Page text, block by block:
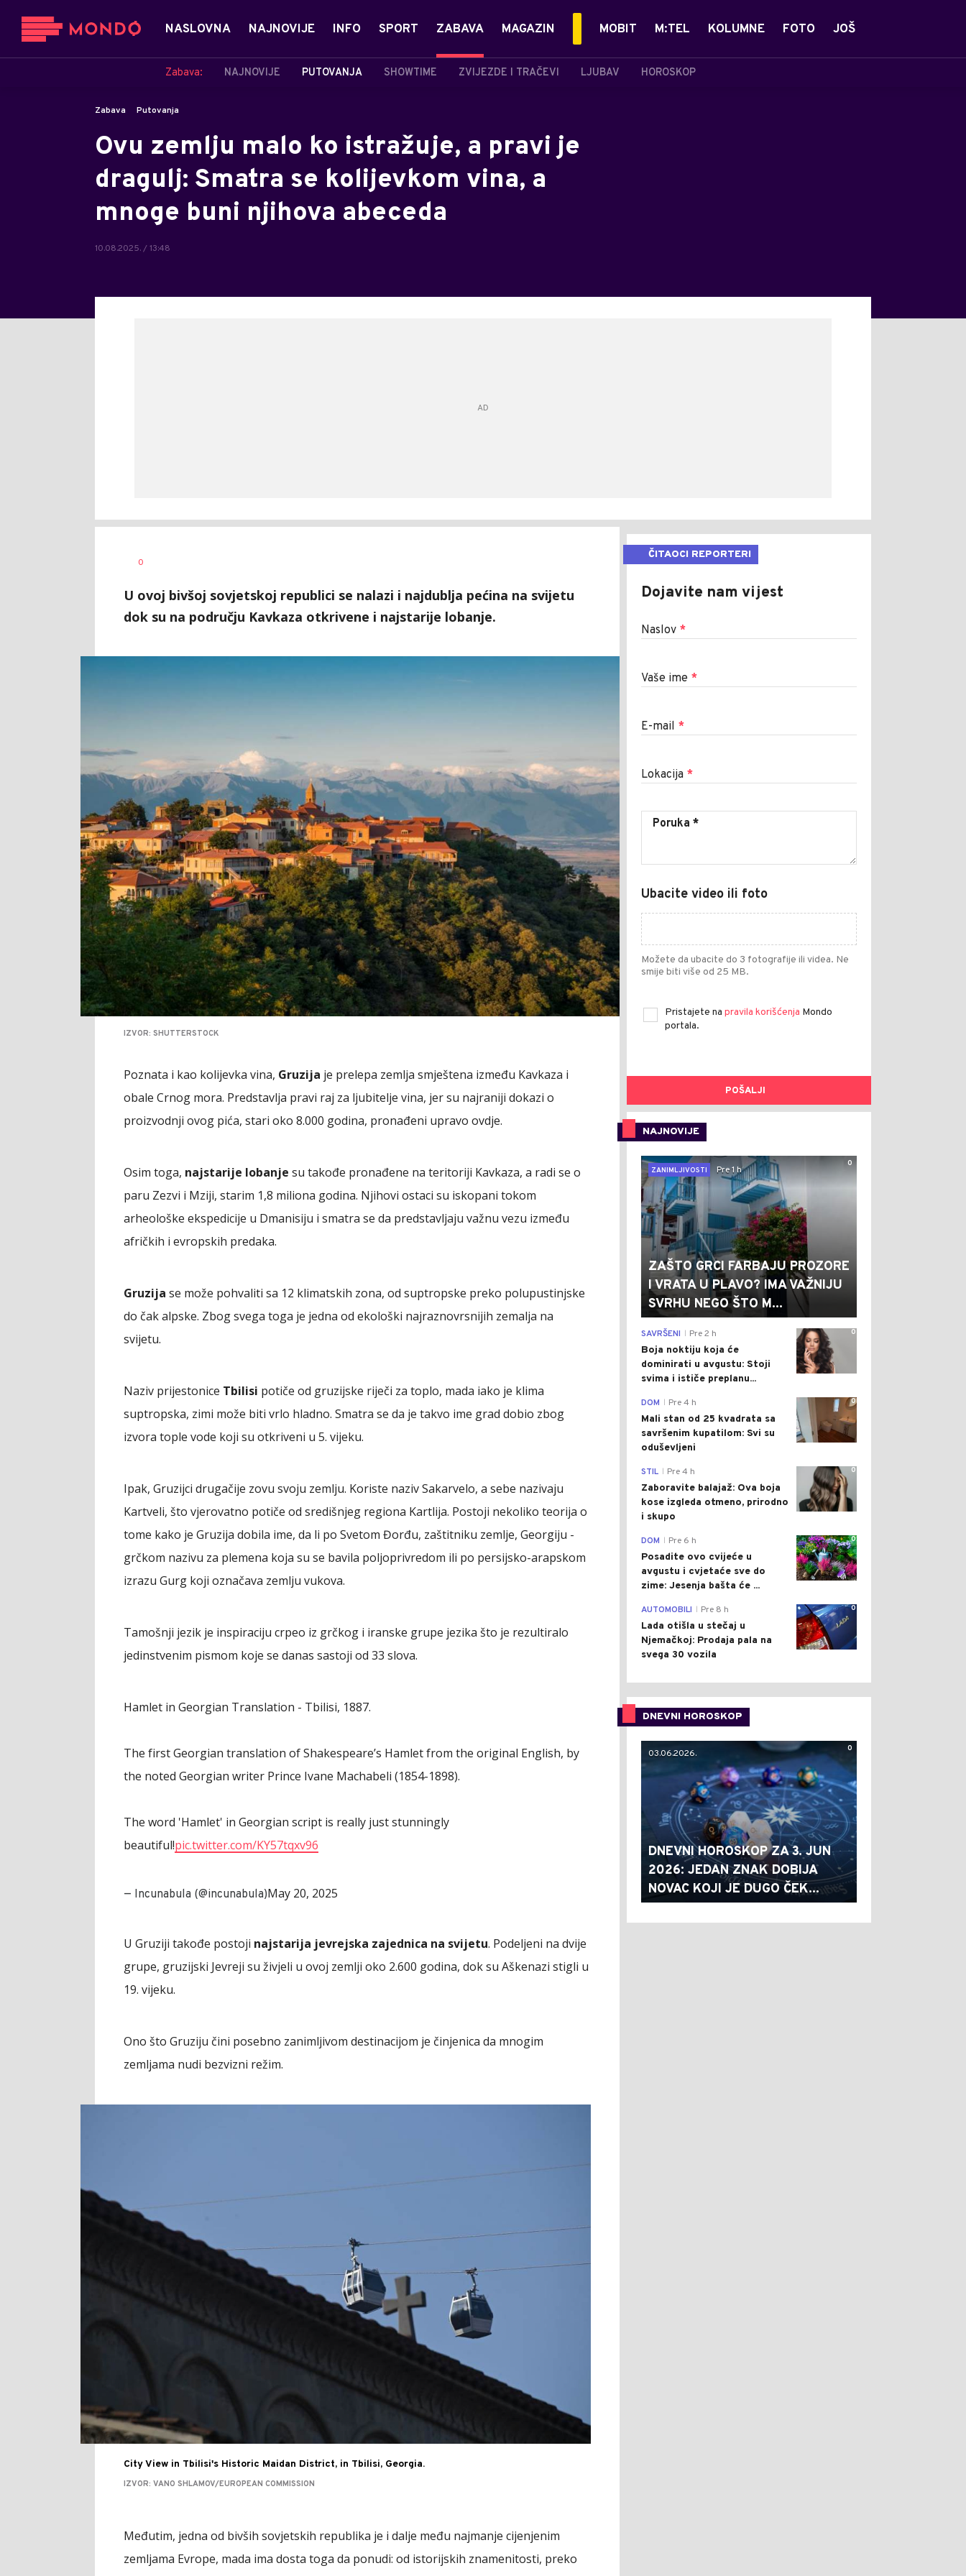
NASLOVNA NAJNOVIJE INFO SPORT ZABAVA
Zabava: NAJNOVIJE PUTOVANJA SHOWTIME ZVIJEZDE I TRAČEVI LJUBAV HOROSKOP
MAGAZIN MOBIT M:TEL KOLUMNE FOTO JOŠ
Zabava Putovanja
Ovu zemlju malo ko istražuje, a pravi je
dragulj: Smatra se kolijevkom vina, a
mnoge buni njihova abeceda
10.08.2025. / 13:48
0
U ovoj bivšoj sovjetskoj republici se nalazi i najdublja pećina na svijetu
dok su na području Kavkaza otkrivene i najstarije lobanje.
IZVOR: SHUTTERSTOCK
Poznata i kao kolijevka vina, Gruzija je prelepa zemlja smještena između Kavkaza i
obale Crnog mora. Predstavlja pravi raj za ljubitelje vina, jer su najraniji dokazi o
proizvodnji ovog pića, stari oko 8.000 godina, pronađeni upravo ovdje.
Osim toga, najstarije lobanje su takođe pronađene na teritoriji Kavkaza, a radi se o
paru Zezvi i Mziji, starim 1,8 miliona godina. Njihovi ostaci su iskopani tokom
arheološke ekspedicije u Dmanisiju i smatra se da predstavljaju važnu vezu između
afričkih i evropskih predaka.
Gruzija se može pohvaliti sa 12 klimatskih zona, od suptropske preko polupustinjske
do čak alpske. Zbog svega toga je jedna od ekološki najraznovrsnijih zemalja na
svijetu.
Naziv prijestonice Tbilisi potiče od gruzijske riječi za toplo, mada iako je klima
suptropska, zimi može biti vrlo hladno. Smatra se da je takvo ime grad dobio zbog
izvora tople vode koji su otkriveni u 5. vijeku.
Ipak, Gruzijci drugačije zovu svoju zemlju. Koriste naziv Sakarvelo, a sebe nazivaju
Kartveli, što vjerovatno potiče od središnjeg regiona Kartlija. Postoji nekoliko teorija o
tome kako je Gruzija dobila ime, da li po Svetom Đorđu, zaštitniku zemlje, Georgiju -
grčkom nazivu za plemena koja su se bavila poljoprivredom ili po persijsko-arapskom
izrazu Gurg koji označava zemlju vukova.
Tamošnji jezik je inspiraciju crpeo iz grčkog i iranske grupe jezika što je rezultiralo
jedinstvenim pismom koje se danas sastoji od 33 slova.
Hamlet in Georgian Translation - Tbilisi, 1887.
The first Georgian translation of Shakespeare’s Hamlet from the original English, by
the noted Georgian writer Prince Ivane Machabeli (1854-1898).
The word 'Hamlet' in Georgian script is really just stunningly
beautiful!pic.twitter.com/KY57tqxv96
— Incunabula (@incunabula)May 20, 2025
U Gruziji takođe postoji najstarija jevrejska zajednica na svijetu. Podeljeni na dvije
grupe, gruzijski Jevreji su živjeli u ovoj zemlji oko 2.600 godina, dok su Aškenazi stigli u
19. vijeku.
Ono što Gruziju čini posebno zanimljivom destinacijom je činjenica da mnogim
zemljama nudi bezvizni režim.
City View in Tbilisi's Historic Maidan District, in Tbilisi, Georgia.
IZVOR: VANO SHLAMOV/EUROPEAN COMMISSION
Međutim, jedna od bivših sovjetskih republika je i dalje među najmanje cijenjenim
zemljama Evrope, mada ima dosta toga da ponudi: od istorijskih znamenitosti, preko
ČITAOCI REPORTERI
Dojavite nam vijest
Naslov *
Vaše ime *
E-mail *
Lokacija *
Ubacite video ili foto
Možete da ubacite do 3 fotografije ili videa. Ne
smije biti više od 25 MB.
Pristajete na pravila korišćenja Mondo
portala.
POŠALJI
NAJNOVIJE
0
ZANIMLJIVOSTI
Pre 1 h
ZAŠTO GRCI FARBAJU PROZORE
I VRATA U PLAVO? IMA VAŽNIJU
SVRHU NEGO ŠTO M...
0
SAVRŠENI Pre 2 h
Boja noktiju koja će
dominirati u avgustu: Stoji
svima i ističe preplanu...
0
DOM Pre 4 h
Mali stan od 25 kvadrata sa
savršenim kupatilom: Svi su
oduševljeni
0
STIL Pre 4 h
Zaboravite balajaž: Ova boja
kose izgleda otmeno, prirodno
i skupo
0
DOM Pre 6 h
Posadite ovo cvijeće u
avgustu i cvjetaće sve do
zime: Jesenja bašta će ...
0
AUTOMOBILI Pre 8 h
Lada otišla u stečaj u
Njemačkoj: Prodaja pala na
svega 30 vozila
DNEVNI HOROSKOP
0
03.06.2026.
DNEVNI HOROSKOP ZA 3. JUN
2026: JEDAN ZNAK DOBIJA
NOVAC KOJI JE DUGO ČEK...